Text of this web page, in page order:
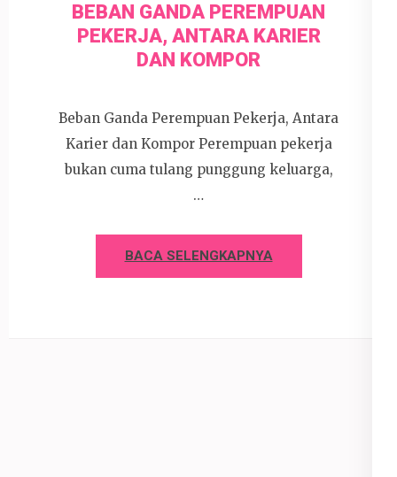
BEBAN GANDA PEREMPUAN
PEKERJA, ANTARA KARIER
DAN KOMPOR
Beban Ganda Perempuan Pekerja, Antara
Karier dan Kompor Perempuan pekerja
bukan cuma tulang punggung keluarga,
…
BACA SELENGKAPNYA